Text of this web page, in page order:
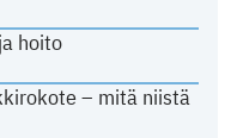
hoito
– mitä niistä